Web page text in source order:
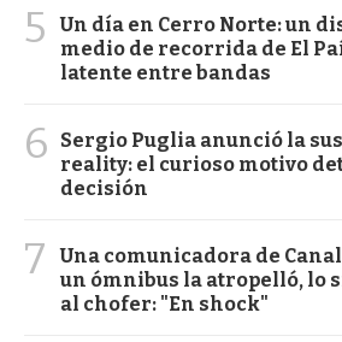
5
Un día en Cerro Norte: un
medio de recorrida de El
latente entre bandas
6
Sergio Puglia anunció la
reality: el curioso motivo
decisión
7
Una comunicadora de
un ómnibus la atropelló, lo
al chofer: "En shock"